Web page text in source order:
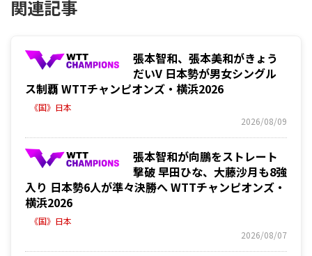
関連記事
張本智和、張本美和がきょう
だいV 日本勢が男女シングル
ス制覇 WTTチャンピオンズ・横浜2026
《国》日本
2026/08/09
張本智和が向鵬をストレート
撃破 早田ひな、大藤沙月も8強
入り 日本勢6人が準々決勝へ WTTチャンピオンズ・
横浜2026
《国》日本
2026/08/07